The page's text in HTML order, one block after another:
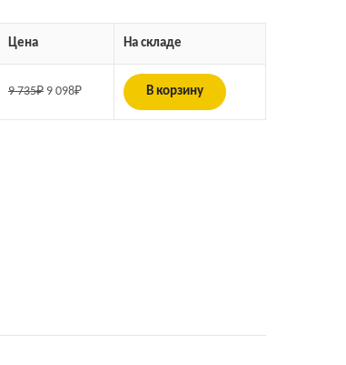
Цена На складе
9 735₽ 9 098₽ В корзину